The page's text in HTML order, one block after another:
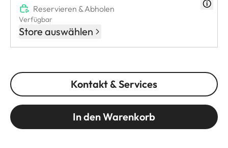
Reservieren & Abholen
Verfügbar
Store auswählen
Kontakt & Services
In den Warenkorb